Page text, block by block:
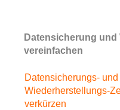
Datensicherung
vereinfachen
Datensicherungs- und
Wiederherstellungs-
verkürzen